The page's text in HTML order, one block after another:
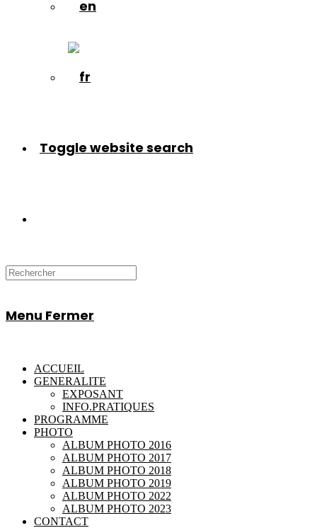
Toggle website search
Menu Fermer
ACCUEIL
GENERALITE
EXPOSANT
INFO.PRATIQUES
PROGRAMME
PHOTO
ALBUM PHOTO 2016
ALBUM PHOTO 2017
ALBUM PHOTO 2018
ALBUM PHOTO 2019
ALBUM PHOTO 2022
ALBUM PHOTO 2023
CONTACT